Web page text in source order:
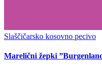
Slaščičarsko kosovno pecivo
Marelični žepki